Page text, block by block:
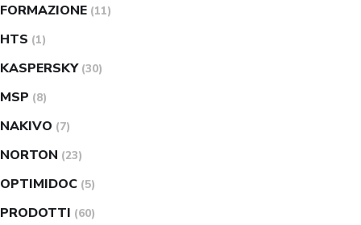
FORMAZIONE (11)
HTS (1)
KASPERSKY (30)
MSP (8)
NAKIVO (7)
NORTON (23)
OPTIMIDOC (5)
PRODOTTI (60)